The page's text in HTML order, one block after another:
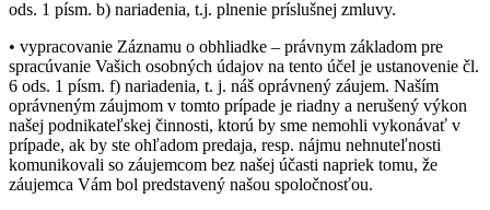
ods. 1 písm. b) nariadenia, t.j. plnenie príslušnej zmluvy.
• vypracovanie Záznamu o obhliadke – právnym základom pre
spracúvanie Vašich osobných údajov na tento účel je ustanovenie čl.
6 ods. 1 písm. f) nariadenia, t. j. náš oprávnený záujem. Naším
oprávneným záujmom v tomto prípade je riadny a nerušený výkon
našej podnikateľskej činnosti, ktorú by sme nemohli vykonávať v
prípade, ak by ste ohľadom predaja, resp. nájmu nehnuteľnosti
komunikovali so záujemcom bez našej účasti napriek tomu, že
záujemca Vám bol predstavený našou spoločnosťou.